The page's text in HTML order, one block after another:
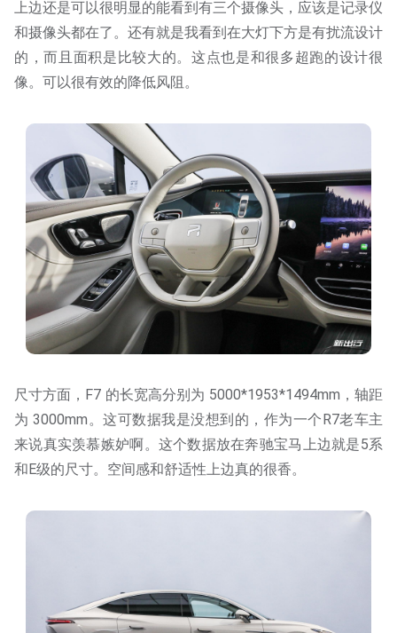
上边还是可以很明显的能看到有三个摄像头，应该是记录仪
和摄像头都在了。还有就是我看到在大灯下方是有扰流设计
的，而且面积是比较大的。这点也是和很多超跑的设计很
像。可以很有效的降低风阻。
尺寸方面，F7 的长宽高分别为 5000*1953*1494mm，轴距
为 3000mm。这可数据我是没想到的，作为一个R7老车主
来说真实羡慕嫉妒啊。这个数据放在奔驰宝马上边就是5系
和E级的尺寸。空间感和舒适性上边真的很香。